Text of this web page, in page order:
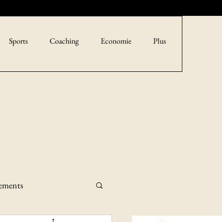
Sports Coaching Economie Plus